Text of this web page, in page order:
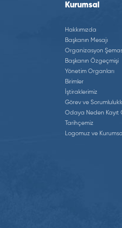
Kurumsal
Hakkımızda
Başkanın Mesajı
Organizasyon
Başkanın Özgeçmişi
Yönetim Organları
Birimler
İştiraklerimiz
Görev ve
Odaya Neden Kayıt
Tarihçemiz
Logomuz ve